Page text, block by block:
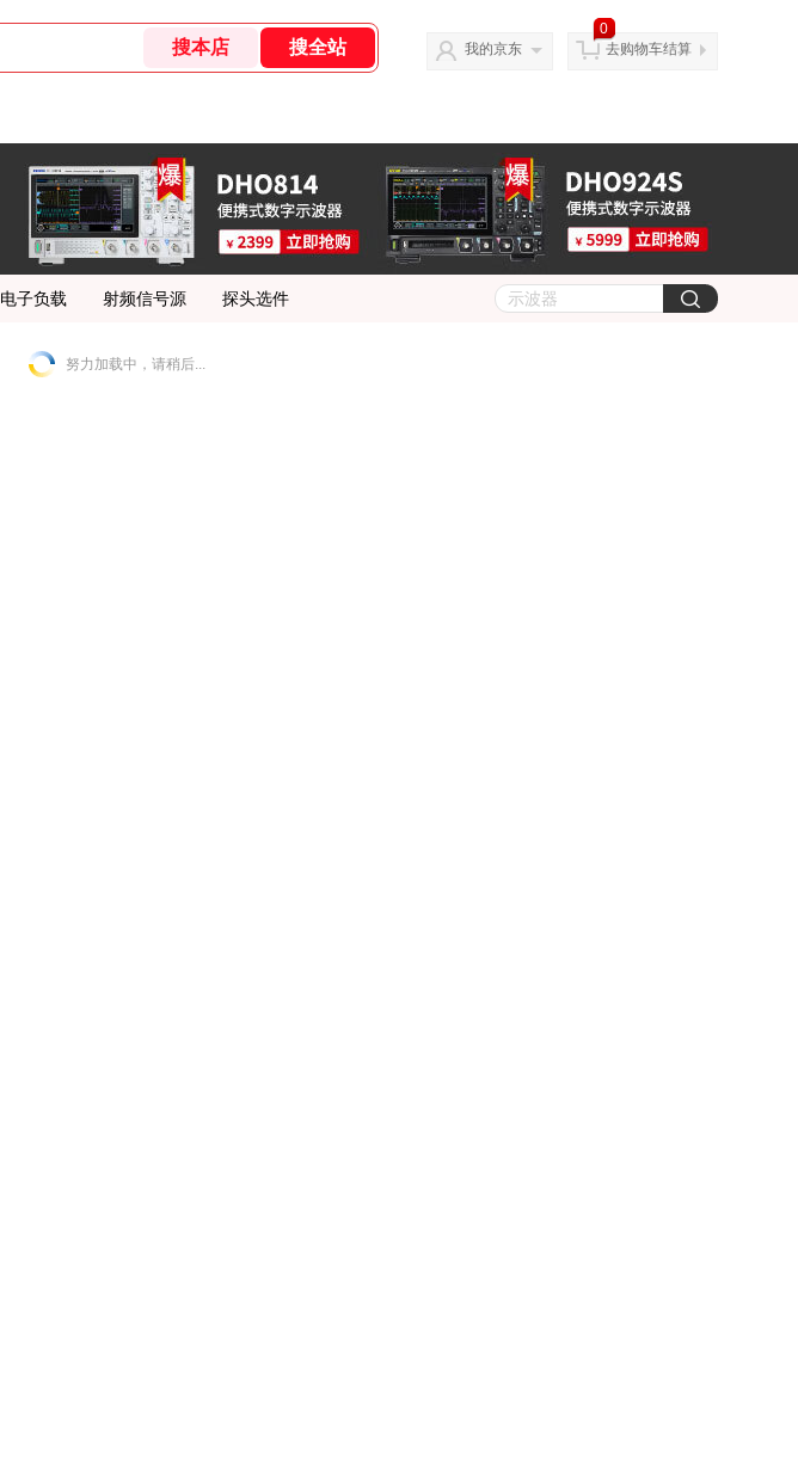
我的京东
0
去购物车结算
电子负载 射频信号源 探头选件
努力加载中，请稍后...